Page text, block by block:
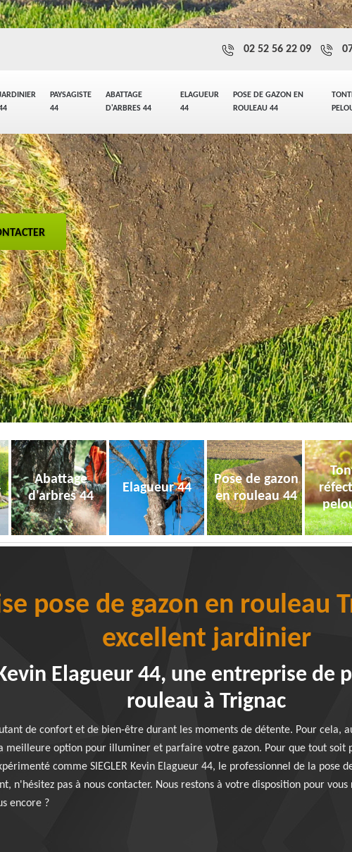
PAYSAGISTE
44
ABATTAGE
D'ARBRES 44
ELAGUEUR
44
POSE DE GAZON EN
ROULEAU 44
02 52 56 22 09
Abattage
d'arbres 44
Elagueur 44
Pose de gazon
en rouleau 44
pose de gazon en rouleau
excellent jardinier
Elagueur 44, une entreprise de
rouleau à Trignac
de confort et de bien-être durant les moments de détente. Pour cela,
meilleure option pour illuminer et parfaire votre gazon. Pour que tout soit
comme SIEGLER Kevin Elagueur 44, le professionnel de la pose
n'hésitez pas à nous contacter. Nous restons à votre disposition pour
encore ?